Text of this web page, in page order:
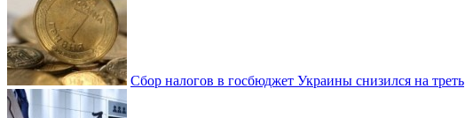
Сбор налогов в госбюджет Украины снизился на треть